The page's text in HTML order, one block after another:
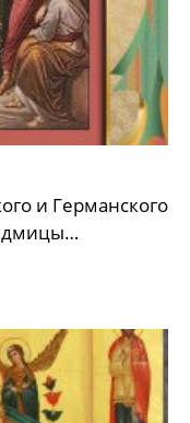
и Германского